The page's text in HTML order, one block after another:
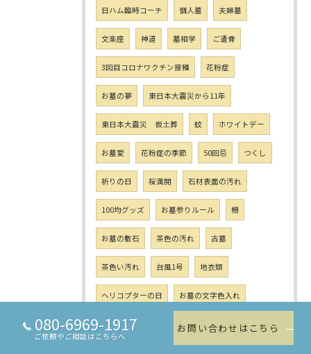
日ハム臨時コーチ 個人墓 夫婦墓
文楽座 神道 墓相学 ご遺骨
3回目コロナワクチン接種 花粉症
お墓の夢 東日本大震災から11年
東日本大震災 仮土葬 蚊 ホワイトデー
お墓愛 花粉症の季節 50回忌 つくし
祈りの日 桜満開 石材表面の汚れ
100均グッズ お墓参りルール 柵
お墓の敷石 茶色の汚れ 古墓
茶色い汚れ 台風1号 地衣類
ヘリコプターの日 お墓の文字色入れ
急がば回れ 一粒万倍日 エフロ
080-6969-1917
ご依頼やご相談はこちらへ
お問い合わせはこちら